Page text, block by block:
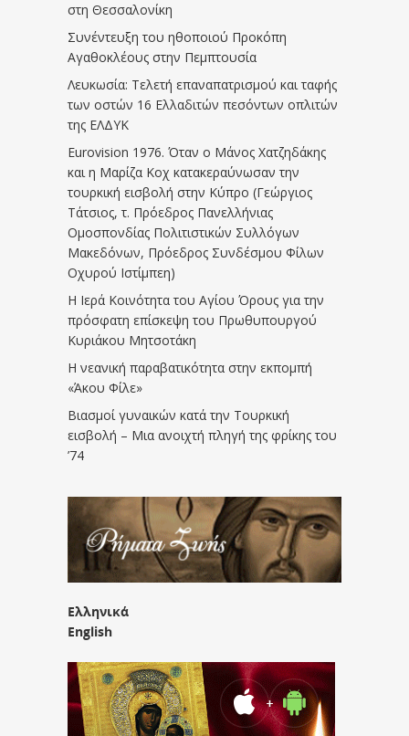
στη Θεσσαλονίκη
Συνέντευξη του ηθοποιού Προκόπη
Αγαθοκλέους στην Πεμπτουσία
Λευκωσία: Τελετή επαναπατρισμού και ταφής
των οστών 16 Ελλαδιτών πεσόντων οπλιτών
της ΕΛΔΥΚ
Eurovision 1976. Όταν ο Μάνος Χατζηδάκης
και η Μαρίζα Κοχ κατακεραύνωσαν την
τουρκική εισβολή στην Κύπρο (Γεώργιος
Τάτσιος, τ. Πρόεδρος Πανελλήνιας
Ομοσπονδίας Πολιτιστικών Συλλόγων
Μακεδόνων, Πρόεδρος Συνδέσμου Φίλων
Οχυρού Ιστίμπεη)
Η Ιερά Κοινότητα του Αγίου Όρους για την
πρόσφατη επίσκεψη του Πρωθυπουργού
Κυριάκου Μητσοτάκη
Η νεανική παραβατικότητα στην εκπομπή
«Άκου Φίλε»
Βιασμοί γυναικών κατά την Τουρκική
εισβολή – Μια ανοιχτή πληγή της φρίκης του
’74
Ελληνικά
English